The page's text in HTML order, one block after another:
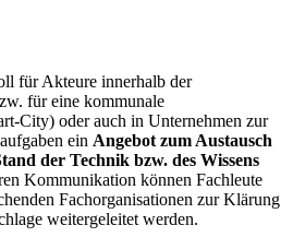
für Akteure innerhalb der
für eine kommunale
City) oder auch in Unternehmen zur
ein Angebot zum Austausch
der Technik bzw. des Wissens
Kommunikation können Fachleute
Fachorganisationen zur Klärung
weitergeleitet werden.